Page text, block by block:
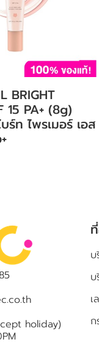
BRIGHT
15 PA+ (8g)
ร์ท ไพรเมอร์ เอส
holiday)
บ